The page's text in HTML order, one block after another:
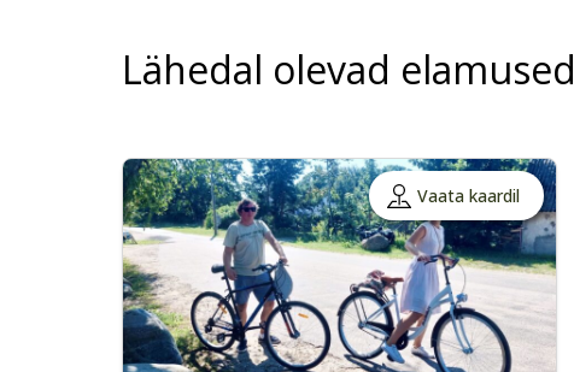
Lähedal olevad elamused
Vaata kaardil